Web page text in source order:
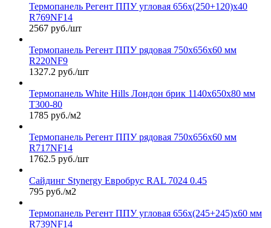
Термопанель Регент ППУ угловая 656х(250+120)х40
R769NF14
2567 руб./шт
Термопанель Регент ППУ рядовая 750х656х60 мм
R220NF9
1327.2 руб./шт
Термопанель White Hills Лондон брик 1140х650х80 мм
Т300-80
1785 руб./м2
Термопанель Регент ППУ рядовая 750х656х60 мм
R717NF14
1762.5 руб./шт
Сайдинг Stynergy Евробрус RAL 7024 0.45
795 руб./м2
Термопанель Регент ППУ угловая 656х(245+245)х60 мм
R739NF14